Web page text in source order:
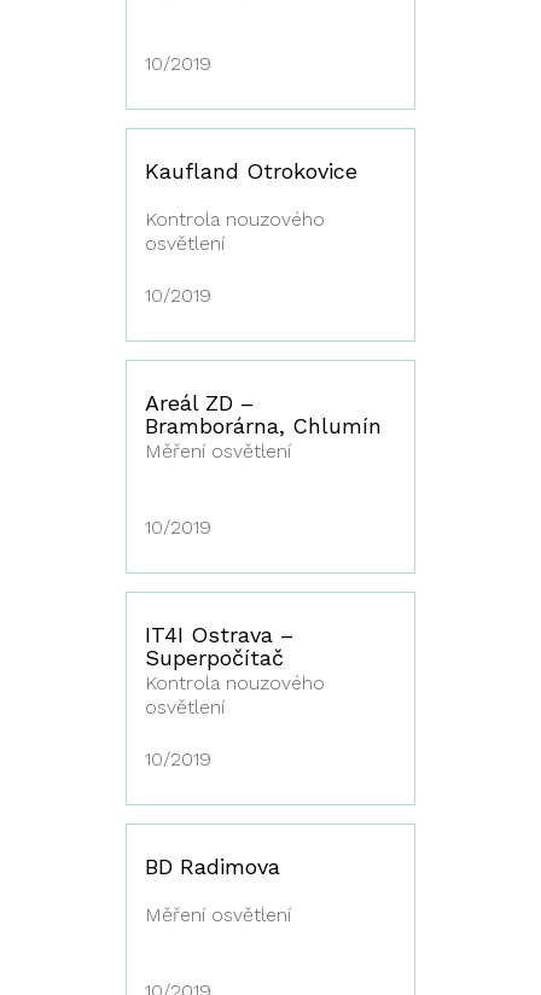
10/2019
Kaufland Otrokovice
Kontrola nouzového
osvětlení
10/2019
Areál ZD –
Bramborárna, Chlumín
Měření osvětlení
10/2019
IT4I Ostrava –
Superpočítač
Kontrola nouzového
osvětlení
10/2019
BD Radimova
Měření osvětlení